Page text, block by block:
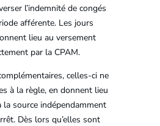
l’indemnité de congés
afférente. Les jours
lieu au versement
par la CPAM.
celles-ci ne
à la règle, en donnent lieu
la source indépendamment
Dès lors qu’elles sont